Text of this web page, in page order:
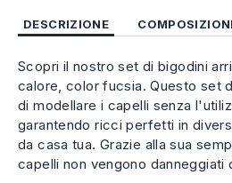
DESCRIZIONE
Scopri il nostro set di bigodini
calore, color fucsia. Questo set
di modellare i capelli senza
garantendo ricci perfetti in
da casa tua. Grazie alla sua
capelli non vengono danneggiati